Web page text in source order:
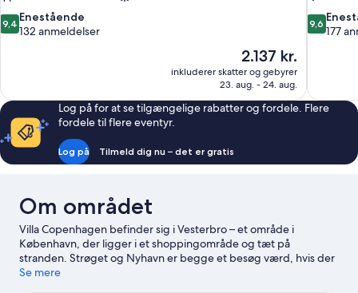
9.4
ud
132
anmeldelser
9,4 Enestående
132 anmeldelser
Prisen
er
2.137 kr.
2.137 kr.
inkluderer skatter og gebyrer
23. aug. - 24. aug.
9.6
ud
177
9,6
177
Log på for at se tilgængelige rabatter og fordele. Flere
fordele til flere eventyr.
Log på Tilmeld dig nu – det er gratis
Om området
Villa Copenhagen befinder sig i Vesterbro – et område i
København, der ligger i et shoppingområde og tæt på
stranden. Strøget og Nyhavn er begge et besøg værd, hvis der
står shopping på programmet. Er det derimod stedets
Se mere